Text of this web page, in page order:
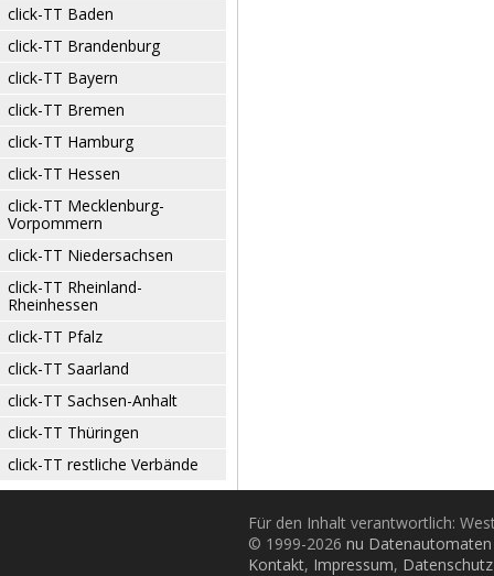
click-TT Baden
click-TT Brandenburg
click-TT Bayern
click-TT Bremen
click-TT Hamburg
click-TT Hessen
click-TT Mecklenburg-
Vorpommern
click-TT Niedersachsen
click-TT Rheinland-
Rheinhessen
click-TT Pfalz
click-TT Saarland
click-TT Sachsen-Anhalt
click-TT Thüringen
click-TT restliche Verbände
Für den Inhalt verantwortlich:
© 1999-2026 nu
Kontakt, Impressum, Datenschutz